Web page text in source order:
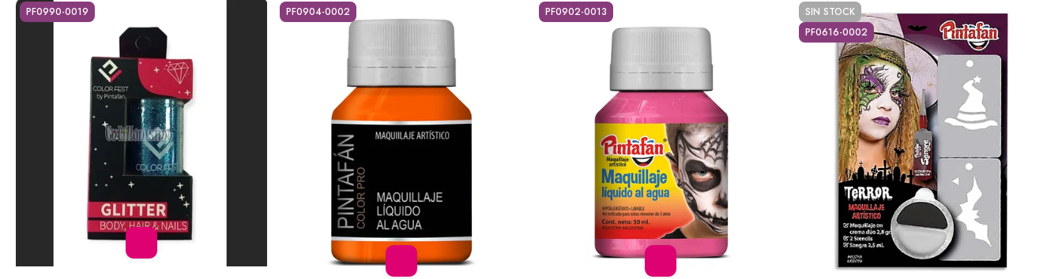
PF0990-0019 PF0904-0002 PF0902-0013
SIN STOCK
PF0616-0002